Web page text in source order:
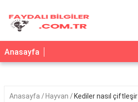
Anasayfa
Anasayfa Hayvan Kediler nasıl çiftleşir